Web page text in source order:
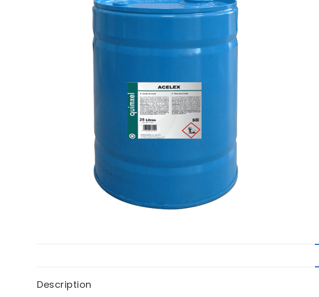
Description